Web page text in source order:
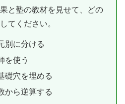
と塾の教材を見せて、どの
てください。
別に分ける
を使う
礎穴を埋める
から逆算する